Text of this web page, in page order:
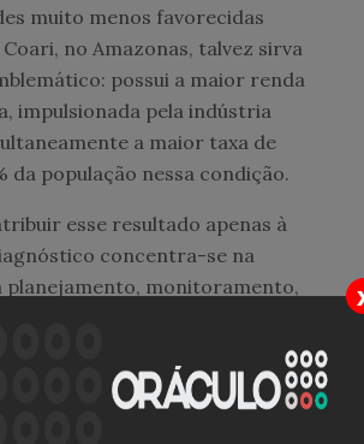
muito menos favorecidas
no Amazonas, talvez sirva
possui a maior renda
impulsionada pela indústria
a maior taxa de
da população nessa condição.
esse resultado apenas à
concentra-se na
planejamento, monitoramento,
fiscal em desenvolvimento